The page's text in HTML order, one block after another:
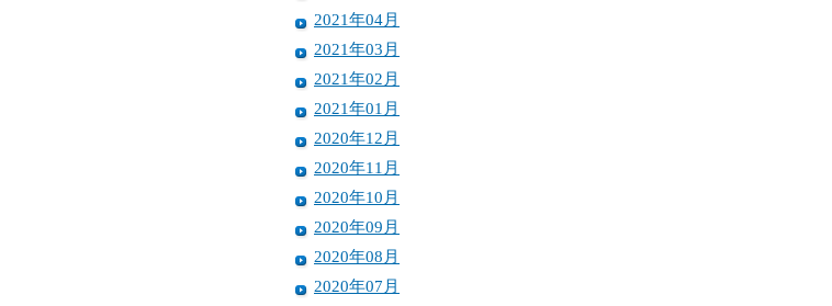
2021年04月
2021年03月
2021年02月
2021年01月
2020年12月
2020年11月
2020年10月
2020年09月
2020年08月
2020年07月